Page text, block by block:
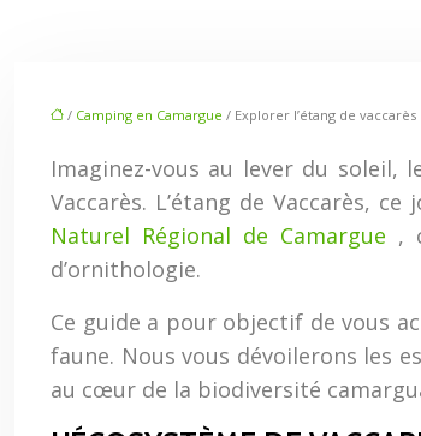
/ Camping en Camargue / Explorer l’étang de
Imaginez-vous au lever du soleil,
Vaccarès. L’étang de Vaccarès,
Naturel Régional de Camargue ,
d’ornithologie.
Ce guide a pour objectif de vous
faune. Nous vous dévoilerons les
au cœur de la biodiversité